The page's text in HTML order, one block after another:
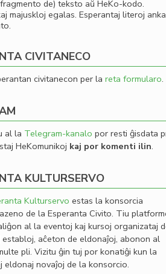
de) teksto aŭ HeKo-kodo.
majuskloj egalas. Esperantaj literoj
CIVITANECO
civitanecon per la reta formularo.
al la Telegram-kanalo por resti ĝisdata
HeKomunikoj kaj por komenti ilin.
KULTURSERVO
Kulturservo estas la konsorcia
de la Esperanta Civito. Tiu
al la eventoj kaj kursoj organizataj
aĉeton de eldonaĵoj, abonon al
pli. Vizitu ĝin tuj por konatiĝi kun la
eldonaj novaĵoj de la konsorcio.